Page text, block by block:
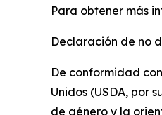
Para obtener más
Declaración de no
De conformidad
Unidos (USDA, por
de género y la